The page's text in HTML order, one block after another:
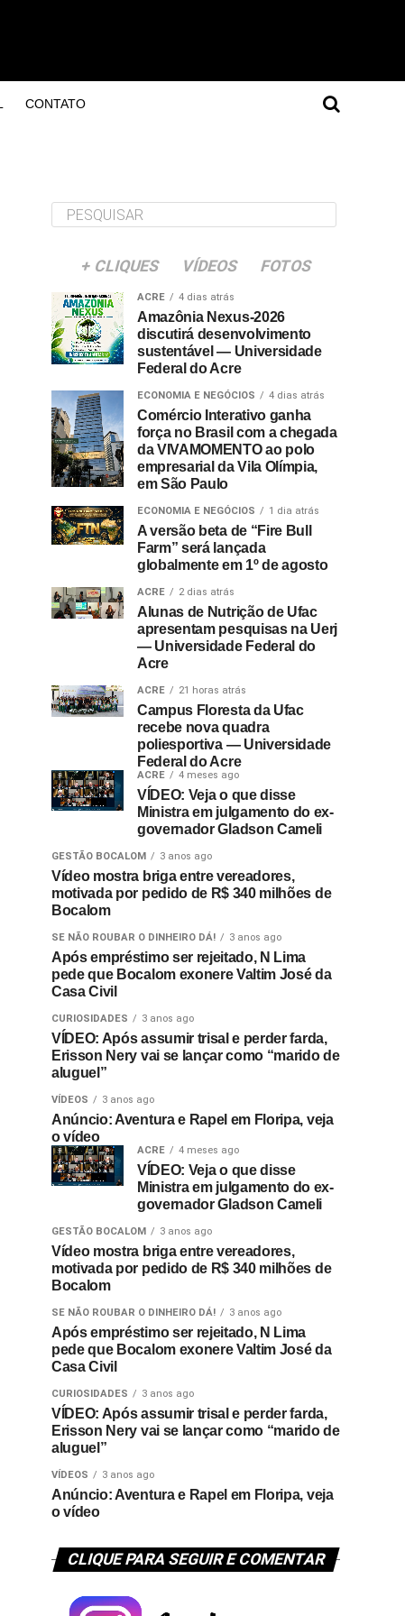
CONTATO
+ CLIQUES VÍDEOS FOTOS
ACRE 4 dias atrás
Amazônia Nexus-2026
discutirá desenvolvimento
sustentável — Universidade
Federal do Acre
ECONOMIA E NEGÓCIOS 4 dias atrás
Comércio Interativo ganha
força no Brasil com a chegada
da VIVAMOMENTO ao polo
empresarial da Vila Olímpia,
em São Paulo
ECONOMIA E NEGÓCIOS 1 dia atrás
A versão beta de “Fire Bull
Farm” será lançada
globalmente em 1º de agosto
ACRE 2 dias atrás
Alunas de Nutrição de Ufac
apresentam pesquisas na Uerj
— Universidade Federal do
Acre
ACRE 21 horas atrás
Campus Floresta da Ufac
recebe nova quadra
poliesportiva — Universidade
Federal do Acre
ACRE 4 meses ago
VÍDEO: Veja o que disse
Ministra em julgamento do ex-
governador Gladson Cameli
GESTÃO BOCALOM 3 anos ago
Vídeo mostra briga entre vereadores,
motivada por pedido de R$ 340 milhões de
Bocalom
SE NÃO ROUBAR O DINHEIRO DÁ! 3 anos ago
Após empréstimo ser rejeitado, N Lima
pede que Bocalom exonere Valtim José da
Casa Civil
CURIOSIDADES 3 anos ago
VÍDEO: Após assumir trisal e perder farda,
Erisson Nery vai se lançar como “marido de
aluguel”
VÍDEOS 3 anos ago
Anúncio: Aventura e Rapel em Floripa, veja
o vídeo
ACRE 4 meses ago
VÍDEO: Veja o que disse
Ministra em julgamento do ex-
governador Gladson Cameli
GESTÃO BOCALOM 3 anos ago
Vídeo mostra briga entre vereadores,
motivada por pedido de R$ 340 milhões de
Bocalom
SE NÃO ROUBAR O DINHEIRO DÁ! 3 anos ago
Após empréstimo ser rejeitado, N Lima
pede que Bocalom exonere Valtim José da
Casa Civil
CURIOSIDADES 3 anos ago
VÍDEO: Após assumir trisal e perder farda,
Erisson Nery vai se lançar como “marido de
aluguel”
VÍDEOS 3 anos ago
Anúncio: Aventura e Rapel em Floripa, veja
o vídeo
CLIQUE PARA SEGUIR E COMENTAR